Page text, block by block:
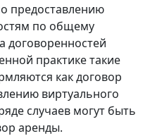
предоставлению
по общему
договоренностей
практике такие
как договор
виртуального
случаев могут быть
аренды.